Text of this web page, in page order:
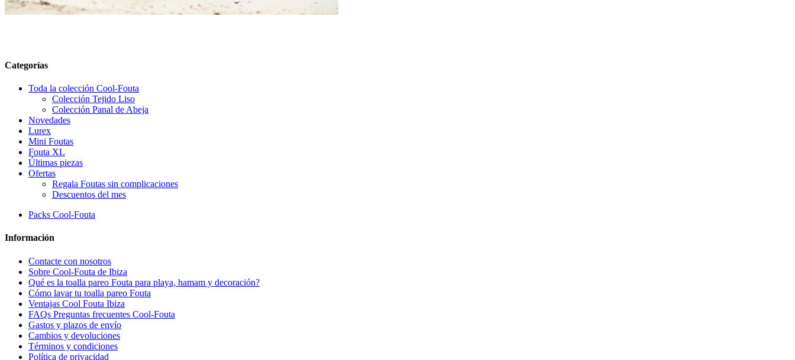
Categorías
Toda la colección Cool-Fouta
Colección Tejido Liso
Colección Panal de Abeja
Novedades
Lurex
Mini Foutas
Fouta XL
Últimas piezas
Ofertas
Regala Foutas sin complicaciones
Descuentos del mes
Packs Cool-Fouta
Información
Contacte con nosotros
Sobre Cool-Fouta de Ibiza
Qué es la toalla pareo Fouta para playa, hamam y decoración?
Cómo lavar tu toalla pareo Fouta
Ventajas Cool Fouta Ibiza
FAQs Preguntas frecuentes Cool-Fouta
Gastos y plazos de envío
Cambios y devoluciones
Términos y condiciones
Política de privacidad